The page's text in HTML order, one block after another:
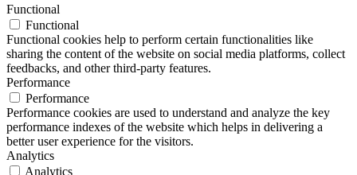
Functional
Functional
Functional cookies help to perform certain functionalities like
sharing the content of the website on social media platforms, collect
feedbacks, and other third-party features.
Performance
Performance
Performance cookies are used to understand and analyze the key
performance indexes of the website which helps in delivering a
better user experience for the visitors.
Analytics
Analytics